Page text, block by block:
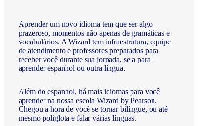
Aprender um novo idioma tem que ser algo
prazeroso, momentos não apenas de gramáticas e
vocabulários. A Wizard tem infraestrutura, equipe
de atendimento e professores preparados para
receber você durante sua jornada, seja para
aprender espanhol ou outra língua.
Além do espanhol, há mais idiomas para você
aprender na nossa escola Wizard by Pearson.
Chegou a hora de você se tornar bilíngue, ou até
mesmo poliglota e falar várias línguas.